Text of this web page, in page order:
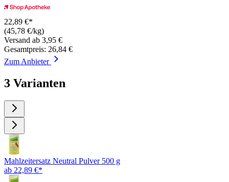
22,89 €*
(45,78 €/kg)
Versand ab 3,95 €
Gesamtpreis: 26,84 €
Zum Anbieter
3 Varianten
Mahlzeitersatz Neutral Pulver 500 g
ab 22,89 €*